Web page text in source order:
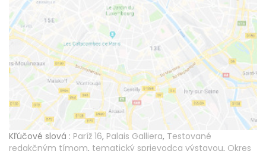
Kľúčové slová : Paríž 16, Palais Galliera, Testované
redakčným tímom, tematický sprievodca výstavou, Okres